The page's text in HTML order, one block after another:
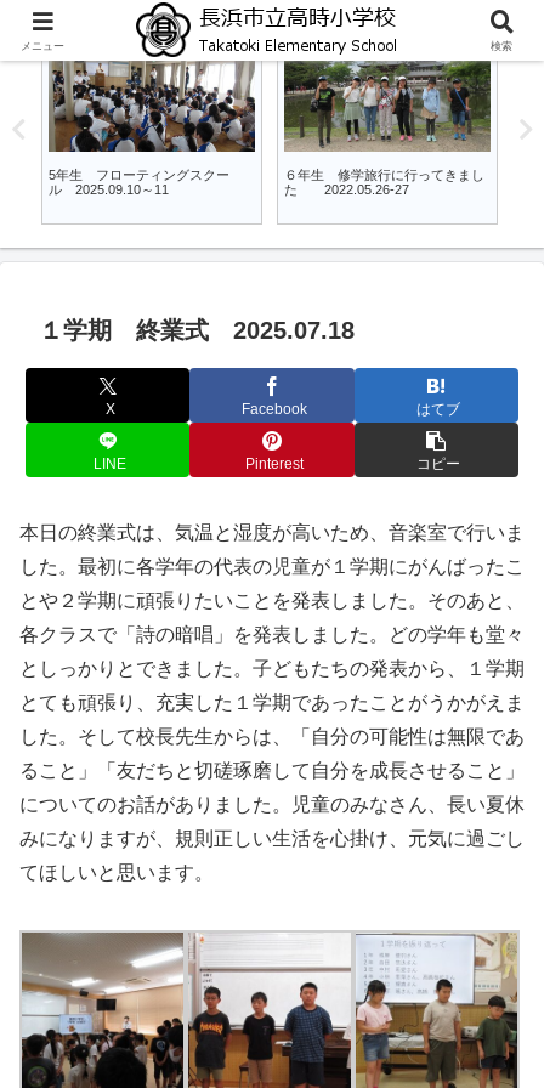
旅行に行ってきまし
27
5年
５，６年生 長浜市小学校陸上記
５・６年生 長浜市
１学期 終業式 2025.07.18
X Facebook はてブ
LINE Pinterest コピー
本日の終業式は、気温と湿度が高いため、音楽室で行いま
した。最初に各学年の代表の児童が１学期にがんばったこ
とや２学期に頑張りたいことを発表しました。そのあと、
各クラスで「詩の暗唱」を発表しました。どの学年も堂々
としっかりとできました。子どもたちの発表から、１学期
とても頑張り、充実した１学期であったことがうかがえま
した。そして校長先生からは、「自分の可能性は無限であ
ること」「友だちと切磋琢磨して自分を成長させること」
についてのお話がありました。児童のみなさん、長い夏休
みになりますが、規則正しい生活を心掛け、元気に過ごし
てほしいと思います。
メニュー 検索